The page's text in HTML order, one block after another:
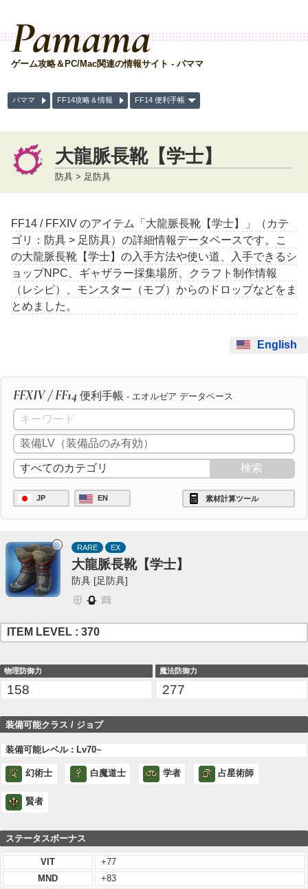
Pamama
ゲーム攻略＆PC/Mac関連の情報サイト - パママ
パママ FF14攻略＆情報 FF14 便利手帳
大龍脈長靴【学士】
防具 > 足防具
FF14 / FFXIV のアイテム「大龍脈長靴【学士】」（カテ
ゴリ：防具 > 足防具）の詳細情報データベースです。こ
の大龍脈長靴【学士】の入手方法や使い道、入手できるシ
ョップNPC、ギャザラー採集場所、クラフト制作情報
（レシピ）、モンスター（モブ）からのドロップなどをま
とめました。
English
FFXIV / FF14 便利手帳 - エオルゼア データベース
JP EN 素材計算ツール
RARE EX
大龍脈長靴【学士】
防具 [足防具]
ITEM LEVEL : 370
物理防御力
158
魔法防御力
277
装備可能クラス / ジョブ
装備可能レベル : Lv70~
幻術士 白魔道士 学者 占星術師
賢者
ステータスボーナス
VIT
+77
MND
+83